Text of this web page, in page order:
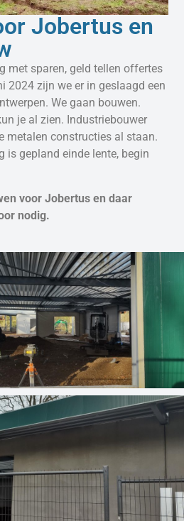
Jobertus en
met sparen, geld tellen offertes
2024 zijn we er in geslaagd een
We gaan bouwen.
je al zien. Industriebouwer
metalen constructies al staan.
is gepland einde lente, begin
voor Jobertus en daar
nodig.